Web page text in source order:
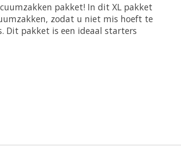
pakket! In dit XL pakket
zodat u niet mis hoeft te
Dit pakket is een ideaal starters